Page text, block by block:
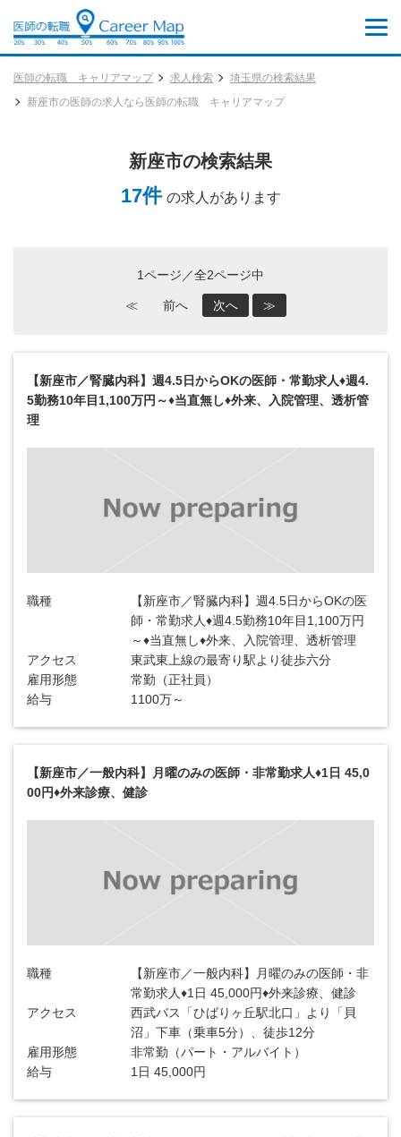
医師の転職 キャリアマップ 求人検索
埼玉県の検索結果
新座市の医師の求人なら医師の転職 キャリアマップ
新座市の検索結果
17件 の求人があります
1ページ／全2ページ中
≪ 前へ 次へ ≫
【新座市／腎臓内科】週4.5日からOKの医師・常勤求人♦週4.
5勤務10年目1,100万円～♦当直無し♦外来、入院管理、透析管
理
職種
【新座市／腎臓内科】週4.5日からOKの医
師・常勤求人♦週4.5勤務10年目1,100万円
～♦当直無し♦外来、入院管理、透析管理
アクセス
東武東上線の最寄り駅より徒歩六分
雇用形態
常勤（正社員）
給与
1100万～
【新座市／一般内科】月曜のみの医師・非常勤求人♦1日 45,0
00円♦外来診療、健診
職種
【新座市／一般内科】月曜のみの医師・非
常勤求人♦1日 45,000円♦外来診療、健診
アクセス
西武バス「ひばりヶ丘駅北口」より「貝
沼」下車（乗車5分）、徒歩12分
雇用形態
非常勤（パート・アルバイト）
給与
1日 45,000円